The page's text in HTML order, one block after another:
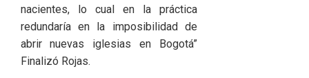
nacientes, lo cual en la práctica
redundaría en la imposibilidad de
abrir nuevas iglesias en Bogotá”
Finalizó Rojas.